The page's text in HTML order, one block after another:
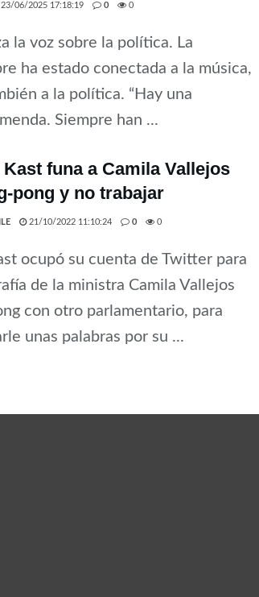
06/2025 17:18:19 0 0
la voz sobre la política. La
ha estado conectada a la música,
a la política. “Hay una
Siempre han ...
funa a Camila Vallejos
pong y no trabajar
21/10/2022 11:10:24 0 0
ocupó su cuenta de Twitter para
de la ministra Camila Vallejos
con otro parlamentario, para
unas palabras por su ...